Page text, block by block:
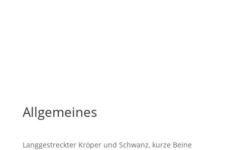
Allgemeines
Langgestreckter Kröper und Schwanz, kurze Beine